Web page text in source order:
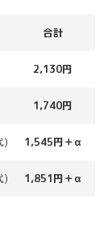
合計
2,130円
1,740円
) 1,545円＋α
) 1,851円＋α